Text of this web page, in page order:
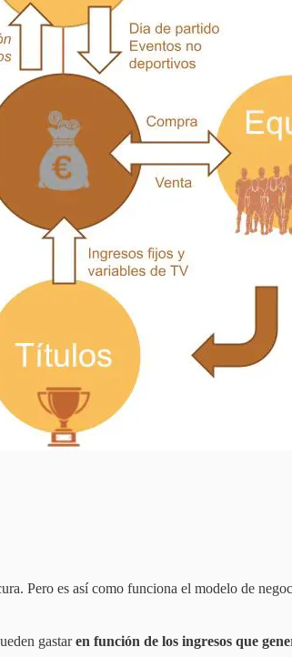
Pero es así como funciona el modelo de
gastaren función de los ingresos que